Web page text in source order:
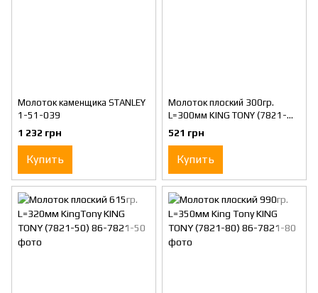
Молоток каменщика STANLEY
1-51-039
1 232 грн
Купить
Молоток плоский 300гр.
L=300мм KING TONY (7821-
30)
521 грн
Купить